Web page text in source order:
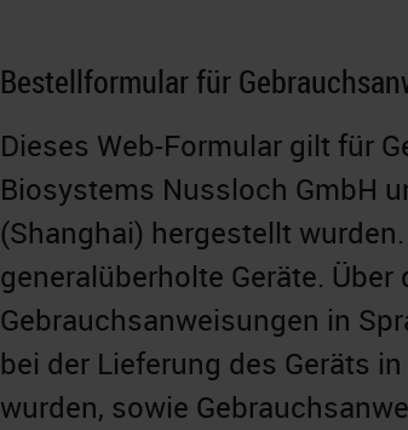
Bestellformular für
Dieses Web-Formular gilt für
Biosystems Nussloch GmbH
(Shanghai) hergestellt
generalüberholte Geräte.
Gebrauchsanweisungen in
bei der Lieferung des Geräts
wurden, sowie